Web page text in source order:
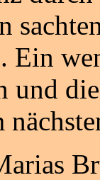
Ein
und